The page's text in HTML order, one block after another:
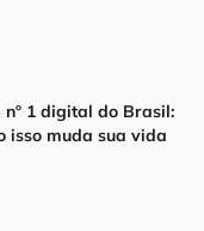
1 digital do Brasil:
isso muda sua vida